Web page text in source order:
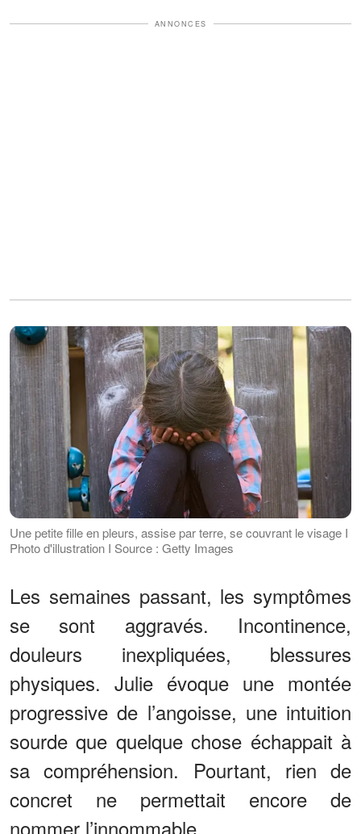
ANNONCES
Une petite fille en pleurs, assise par terre, se couvrant le visage I
Photo d'illustration I Source : Getty Images
Les semaines passant, les symptômes
se sont aggravés. Incontinence,
douleurs inexpliquées, blessures
physiques. Julie évoque une montée
progressive de l’angoisse, une intuition
sourde que quelque chose échappait à
sa compréhension. Pourtant, rien de
concret ne permettait encore de
nommer l’innommable.